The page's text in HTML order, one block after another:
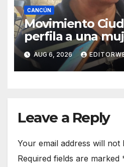
CANCÚN
Movimiento
perfila a una
candidatura en
AUG 6, 2026
Leave a Reply
Your email address will not
Required fields are marked